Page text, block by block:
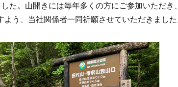
た。山開きには毎年多くの方にご参加いただ
う、当社関係者一同祈願させていただきました